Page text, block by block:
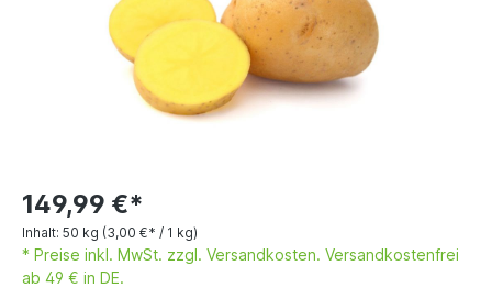
149,99 €*
Inhalt: 50 kg (3,00 €* / 1 kg)
* Preise inkl. MwSt. zzgl. Versandkosten. Versandkostenfrei
ab 49 € in DE.